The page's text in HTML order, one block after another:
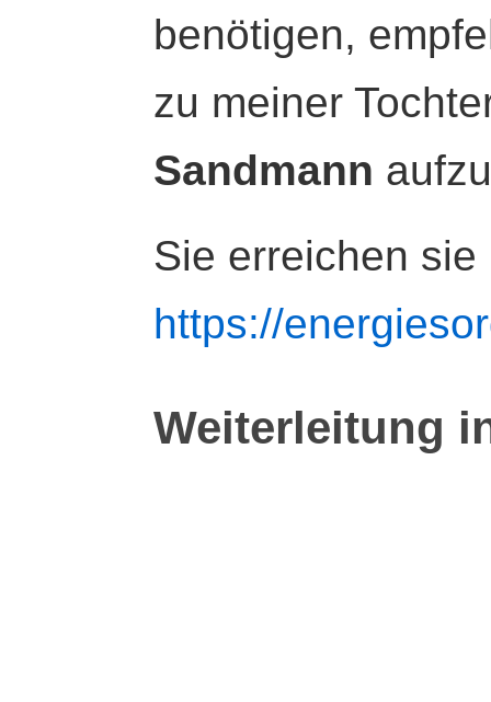
benötigen,
zu meiner
Sandmann
Sie erreichen sie
https://
Weiterleitung